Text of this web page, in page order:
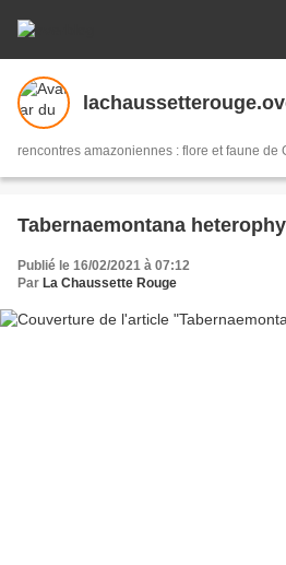
rencontres amazoniennes : flore et faune de
Tabernaemontana
Publié le 16/02/2021 à 07:12
Par La Chaussette Rouge